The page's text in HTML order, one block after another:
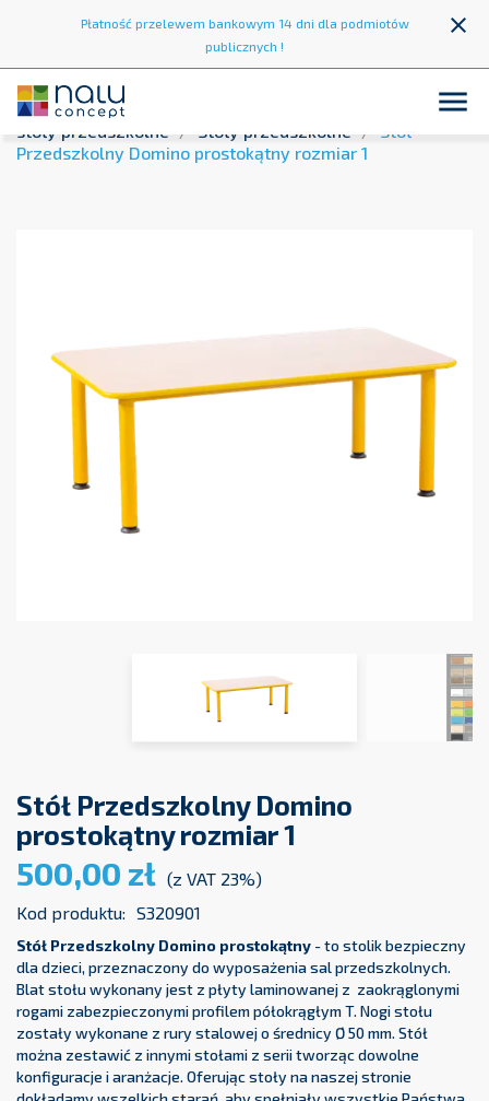
Płatność przelewem bankowym 14 dni dla podmiotów
publicznych !
close

Strona główna
Krzesła i
stoły przedszkolne
Stoły przedszkolne
Stół
Przedszkolny Domino prostokątny rozmiar 1
Stół Przedszkolny Domino
prostokątny rozmiar 1
500,00 zł (z VAT 23%)
Kod produktu: S320901
Stół Przedszkolny Domino prostokątny - to stolik bezpieczny
dla dzieci, przeznaczony do wyposażenia sal przedszkolnych.
Blat stołu wykonany jest z płyty laminowanej z zaokrąglonymi
rogami zabezpieczonymi profilem półokrągłym T. Nogi stołu
zostały wykonane z rury stalowej o średnicy Ø 50 mm. Stół
można zestawić z innymi stołami z serii tworząc dowolne
konfiguracje i aranżacje. Oferując stoły na naszej stronie